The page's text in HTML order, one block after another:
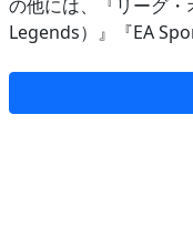
の他には、『リーグ
Legends）』『EA